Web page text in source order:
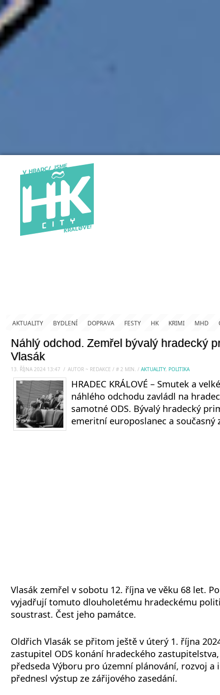
AKTUALITY BYDLENÍ DOPRAVA FESTY HK KRIMI MHD
Náhlý odchod. Zemřel bývalý hradecký
Vlasák
13. ŘÍJNA 2024 13:47 / AUTOR ~ REDAKCE / # 2 MIN. / AKTUALITY, POLITIKA
HRADEC KRÁLOVÉ – Smutek a
náhlého odchodu zavládl na
samotné ODS. Bývalý hradecký
emeritní europoslanec a
Vlasák zemřel v sobotu 12. října ve věku 68 let.
vyjadřují tomuto dlouholetému hradeckému
soustrast. Čest jeho památce.
Oldřich Vlasák se přitom ještě v úterý 1. října
zastupitel ODS konání hradeckého
předseda Výboru pro územní plánování, rozvoj a
přednesl výstup ze zářijového zasedání.